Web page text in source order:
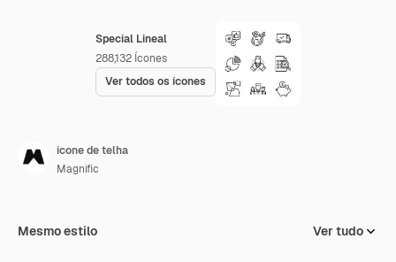
Special Lineal
288,132 Ícones
Ver todos os ícones
ícone de telha
Magnific
Mesmo estilo Ver tudo